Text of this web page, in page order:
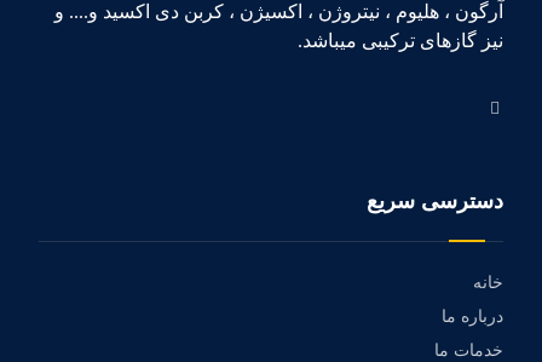
آرگون ، هلیوم ، نیتروژن ، اکسیژن ، کربن دی اکسید و.... و
نیز گازهای ترکیبی میباشد.
دسترسی سریع
خانه
درباره ما
خدمات ما